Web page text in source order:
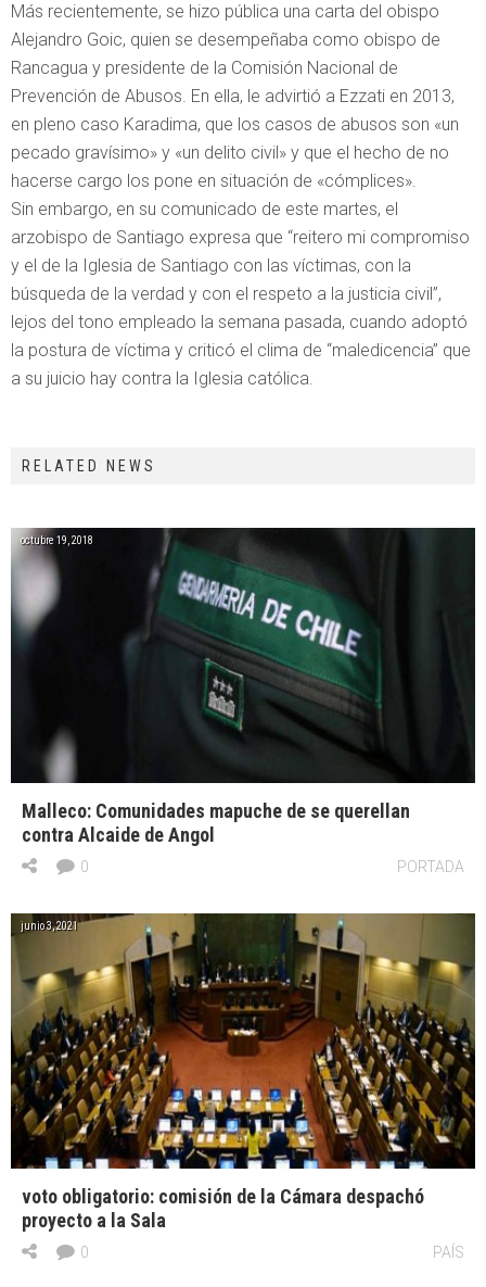
Más recientemente, se hizo pública una carta del obispo
Alejandro Goic, quien se desempeñaba como obispo de
Rancagua y presidente de la Comisión Nacional de
Prevención de Abusos. En ella, le advirtió a Ezzati en 2013,
en pleno caso Karadima, que los casos de abusos son «un
pecado gravísimo» y «un delito civil» y que el hecho de no
hacerse cargo los pone en situación de «cómplices».
Sin embargo, en su comunicado de este martes, el
arzobispo de Santiago expresa que “reitero mi compromiso
y el de la Iglesia de Santiago con las víctimas, con la
búsqueda de la verdad y con el respeto a la justicia civil”,
lejos del tono empleado la semana pasada, cuando adoptó
la postura de víctima y criticó el clima de “maledicencia” que
a su juicio hay contra la Iglesia católica.
RELATED NEWS
octubre 19, 2018
Malleco: Comunidades mapuche de se querellan
contra Alcaide de Angol
PORTADA
0
junio 3, 2021
voto obligatorio: comisión de la Cámara despachó
proyecto a la Sala
PAÍS
0